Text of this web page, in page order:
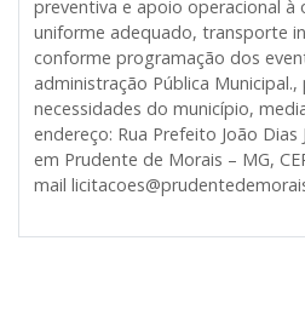
preventiva e apoio operacional à
uniforme adequado, transporte
conforme programação dos
administração Pública Municipal.,
necessidades do município,
endereço: Rua Prefeito João Dias
em Prudente de Morais – MG,
mail